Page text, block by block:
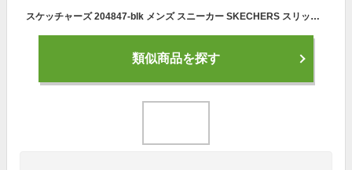
スケッチャーズ 204847-blk メンズ スニーカー SKECHERS スリッポン スリップインズ Slip-ins 靴 シューズ shoes レザー 本革 CRASTER - LANIGAN 低反発 メモリーフォーム memoryfoam グッドイヤー goodyear リラックス 立ったまま履ける
類似商品を探す